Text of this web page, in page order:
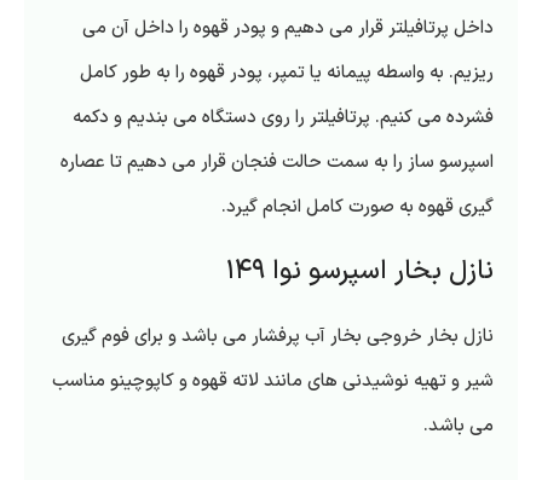
داخل پرتافیلتر قرار می دهیم و پودر قهوه را داخل آن می
ریزیم. به واسطه پیمانه یا تمپر، پودر قهوه را به طور کامل
فشرده می کنیم. پرتافیلتر را روی دستگاه می بندیم و دکمه
اسپرسو ساز را به سمت حالت فنجان قرار می دهیم تا عصاره
گیری قهوه به صورت کامل انجام گیرد.
نازل بخار اسپرسو نوا ۱۴۹
نازل بخار خروجی بخار آب پرفشار می باشد و برای فوم گیری
شیر و تهیه نوشیدنی های مانند لاته قهوه و کاپوچینو مناسب
می باشد.